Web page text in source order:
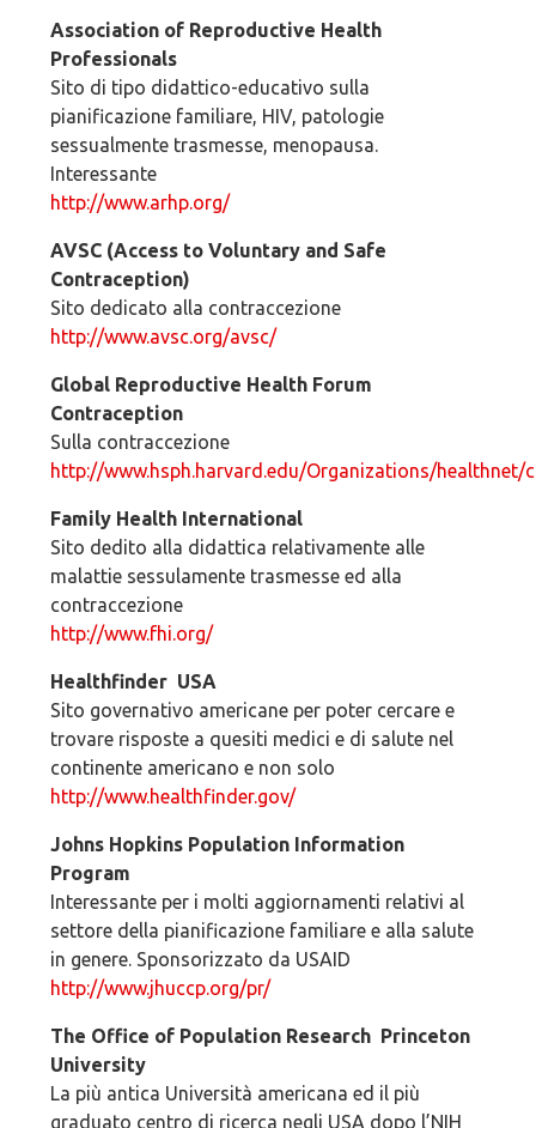
Association of Reproductive Health
Professionals
Sito di tipo didattico-educativo sulla
pianificazione familiare, HIV, patologie
sessualmente trasmesse, menopausa.
Interessante
http://www.arhp.org/
AVSC (Access to Voluntary and Safe
Contraception)
Sito dedicato alla contraccezione
http://www.avsc.org/avsc/
Global Reproductive Health Forum
Contraception
Sulla contraccezione
http://www.hsph.harvard.edu/Organizations/
Family Health International
Sito dedito alla didattica relativamente alle
malattie sessulamente trasmesse ed alla
contraccezione
http://www.fhi.org/
Healthfinder ­ USA
Sito governativo americane per poter cercare e
trovare risposte a quesiti medici e di salute nel
continente americano e non solo
http://www.healthfinder.gov/
Johns Hopkins Population Information
Program
Interessante per i molti aggiornamenti relativi al
settore della pianificazione familiare e alla salute
in genere. Sponsorizzato da USAID
http://www.jhuccp.org/pr/
The Office of Population Research ­ Princeton
University
La più antica Università americana ed il più
graduato centro di ricerca negli USA dopo l’NIH